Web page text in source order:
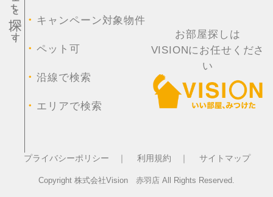
・ キャンペーン対象物件
・ペット可
・沿線で検索
・ エリアで検索
お部屋探しは
VISIONにお任せくださ
い
プライバシーポリシー ｜ 利用規約 ｜ サイトマップ
Copyright 株式会社Vision 赤羽店 All Rights Reserved.